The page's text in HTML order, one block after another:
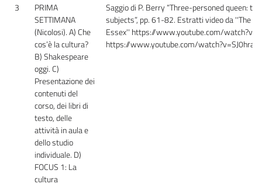
3
PRIMA
SETTIMANA
(Nicolosi). A) Che
cos’è la cultura?
B) Shakespeare
oggi. C)
Presentazione dei
contenuti del
corso, dei libri di
testo, delle
attività in aula e
dello studio
individuale. D)
FOCUS 1: La
cultura
Saggio di P. Berry “Three-personed queen:
subjects”, pp. 61-82. Estratti video da ''The
Essex'' https://www.youtube.com/
https://www.youtube.com/